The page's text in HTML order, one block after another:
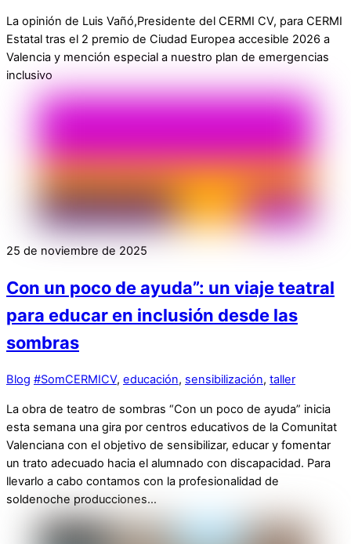
La opinión de Luis Vañó,Presidente del CERMI CV, para CERMI
Estatal tras el 2 premio de Ciudad Europea accesible 2026 a
Valencia y mención especial a nuestro plan de emergencias
inclusivo
25 de noviembre de 2025
Con un poco de ayuda”: un viaje teatral
para educar en inclusión desde las
sombras
Blog #SomCERMICV, educación, sensibilización, taller
La obra de teatro de sombras “Con un poco de ayuda” inicia
esta semana una gira por centros educativos de la Comunitat
Valenciana con el objetivo de sensibilizar, educar y fomentar
un trato adecuado hacia el alumnado con discapacidad. Para
llevarlo a cabo contamos con la profesionalidad de
soldenoche producciones…